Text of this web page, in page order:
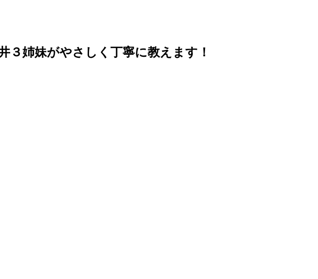
３姉妹がやさしく丁寧に教えます！